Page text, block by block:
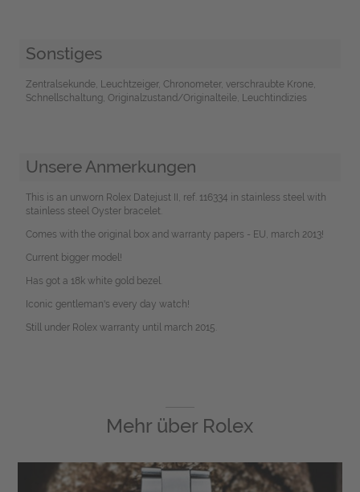
Sonstiges
Zentralsekunde, Leuchtzeiger, Chronometer, verschraubte Krone,
Schnellschaltung, Originalzustand/Originalteile, Leuchtindizies
Unsere Anmerkungen
This is an unworn Rolex Datejust II, ref. 116334 in stainless steel with
stainless steel Oyster bracelet.
Comes with the original box and warranty papers - EU, march 2013!
Current bigger model!
Has got a 18k white gold bezel.
Iconic gentleman's every day watch!
Still under Rolex warranty until march 2015.
Mehr über Rolex